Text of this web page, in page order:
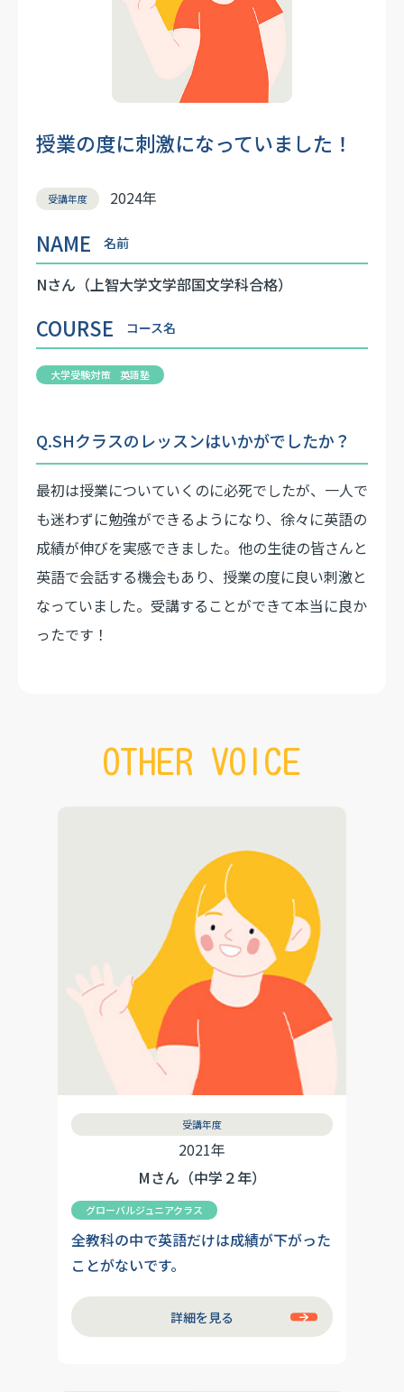
授業の度に刺激になっていました！
受講年度 2024年
NAME 名前
Nさん（上智大学文学部国文学科合格）
COURSE コース名
大学受験対策 英語塾
Q.SHクラスのレッスンはいかがでしたか？
最初は授業についていくのに必死でしたが、一人で
も迷わずに勉強ができるようになり、徐々に英語の
成績が伸びを実感できました。他の生徒の皆さんと
英語で会話する機会もあり、授業の度に良い刺激と
なっていました。受講することができて本当に良か
ったです！
OTHER VOICE
受講年度
2021年
Mさん（中学２年）
グローバルジュニアクラス
全教科の中で英語だけは成績が下がった
ことがないです。
詳細を見る